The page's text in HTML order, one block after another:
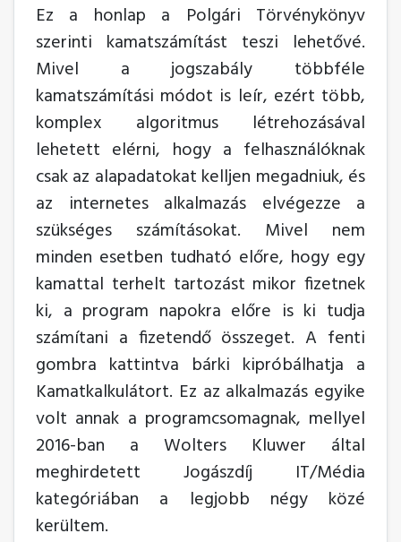
Ez a honlap a Polgári Törvénykönyv
szerinti kamatszámítást teszi lehetővé.
Mivel a jogszabály többféle
kamatszámítási módot is leír, ezért több,
komplex algoritmus létrehozásával
lehetett elérni, hogy a felhasználóknak
csak az alapadatokat kelljen megadniuk, és
az internetes alkalmazás elvégezze a
szükséges számításokat. Mivel nem
minden esetben tudható előre, hogy egy
kamattal terhelt tartozást mikor fizetnek
ki, a program napokra előre is ki tudja
számítani a fizetendő összeget. A fenti
gombra kattintva bárki kipróbálhatja a
Kamatkalkulátort. Ez az alkalmazás egyike
volt annak a programcsomagnak, mellyel
2016-ban a Wolters Kluwer által
meghirdetett Jogászdíj IT/Média
kategóriában a legjobb négy közé
kerültem.